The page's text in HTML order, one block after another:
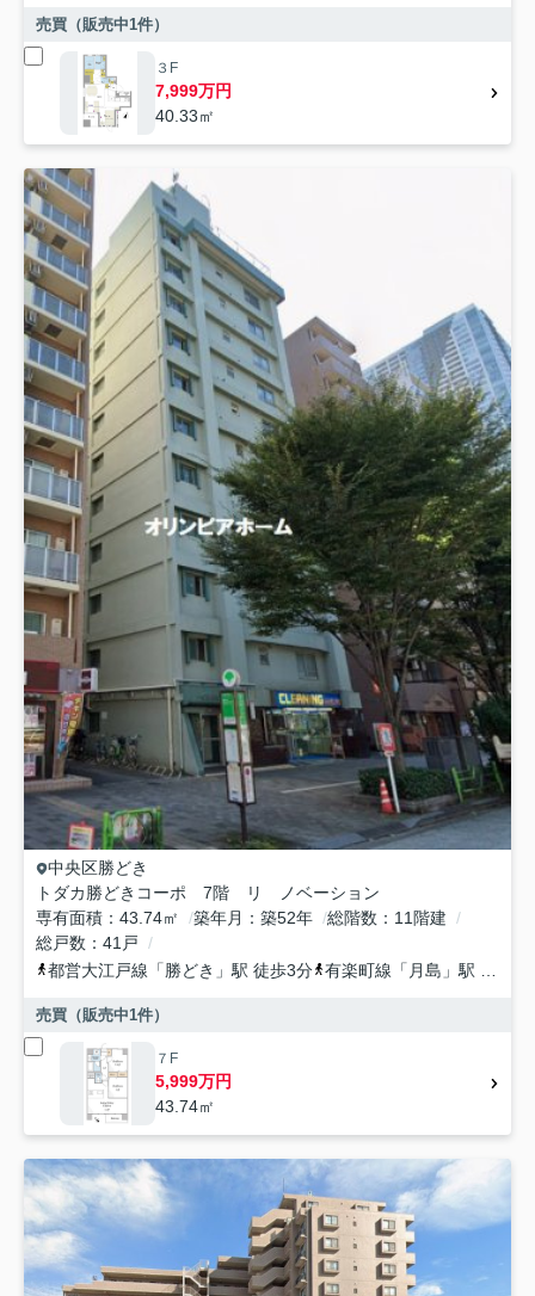
売買（販売中1件）
３F
7,999万円
40.33㎡
中央区勝どき
トダカ勝どきコーポ 7階 リ ノベーション
専有面積
43.74㎡ 築年月 築52年 総階数
11階建
総戸数
41戸
都営大江戸線 「勝どき 」駅 徒歩3分 有楽町線 「 月島 」駅 徒歩12分
売買（販売中1件）
７F
5,999万円
43.74㎡